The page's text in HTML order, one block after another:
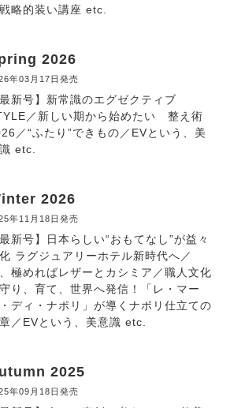
略的装い講座 etc.
2026
年03月17日発売
最新号】新常識のエグゼクティブ
／新しい期から始めたい 整え術
／“ふたり”できもの／EVという、美
etc.
2026
年11月18日発売
最新号】日本らしい“おもてなし”が益々
ラグジュアリーホテル新時代へ／
極めればレザーとカシミア／職人文化
り、育て、世界へ発信！「レ・マー
ディ・ナポリ」が導くナポリ仕立ての
／EVという、美意識 etc.
2025
年09月18日発売